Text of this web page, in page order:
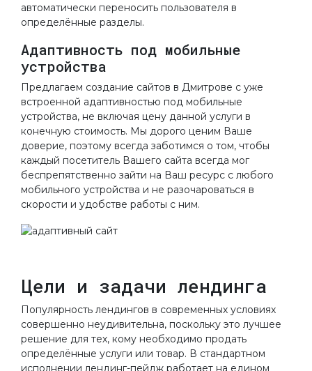
автоматически переносить пользователя в
определённые разделы.
Адаптивность под мобильные
устройства
Предлагаем создание сайтов в Дмитрове с уже
встроенной адаптивностью под мобильные
устройства, не включая цену данной услуги в
конечную стоимость. Мы дорого ценим Ваше
доверие, поэтому всегда заботимся о том, чтобы
каждый посетитель Вашего сайта всегда мог
беспрепятственно зайти на Ваш ресурс с любого
мобильного устройства и не разочароваться в
скорости и удобстве работы с ним.
Цели и задачи лендинга
Популярность лендингов в современных условиях
совершенно неудивительна, поскольку это лучшее
решение для тех, кому необходимо продать
определённые услуги или товар. В стандартном
исполнении лендинг-пейдж работает на едином